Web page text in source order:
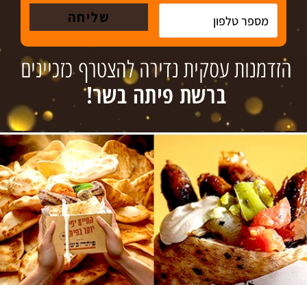
עסקים למכירה
גיוס אשראי
צור קשר